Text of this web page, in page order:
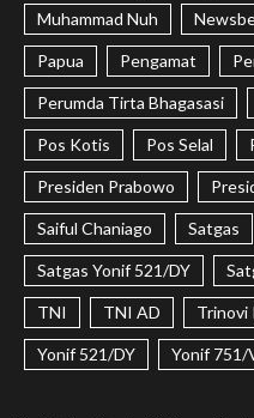
Muhammad Nuh
Papua Pengamat
Perumda Tirta Bhagasasi
Pos Kotis Pos Selal
Presiden Prabowo
Saiful Chaniago Satgas
Satgas Yonif 521/DY
TNI TNI AD Trinovi
Yonif 521/DY Yonif 751/